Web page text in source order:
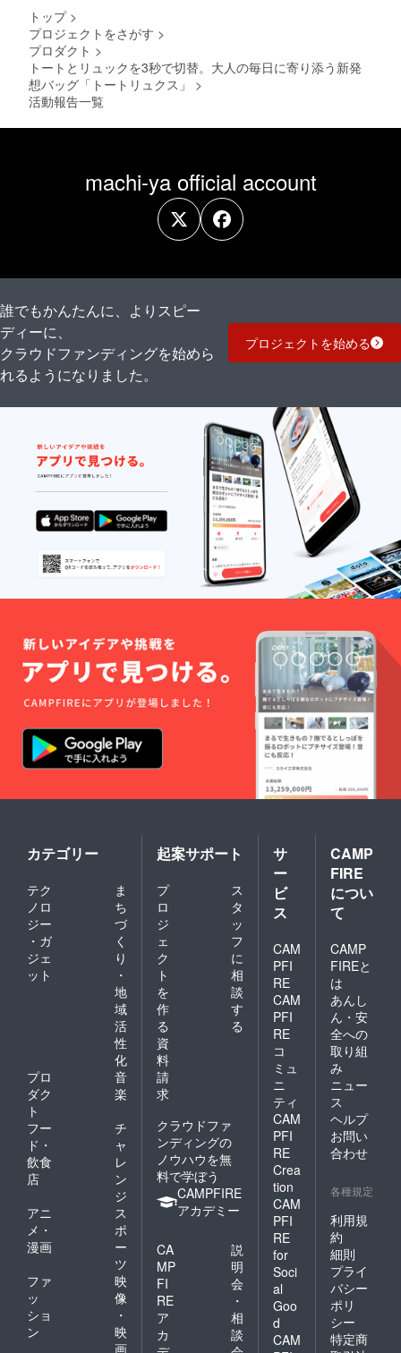
トップ >
プロジェクトをさがす >
プロダクト >
トートとリュックを3秒で切替。大人の毎日に寄り添う新発
想バッグ「トートリュクス」
>
活動報告一覧
machi-ya official account
誰でもかんたんに、よりスピー
ディーに、
クラウドファンディングを始めら
れるようになりました。
プロジェクトを始める
カテゴリー
テク
ノロ
ジー
・ガ
ジェ
ット
ま
ち
づ
く
り
・
地
域
活
性
化
プロ
ダク
ト
音
楽
フー
ド・
飲食
店
チ
ャ
レ
ン
ジ
アニ
メ・
漫画
ス
ポ
ー
ツ
ファ
ッ
ショ
ン
映
像
・
映
画
起案サポート
プ
ロ
ジ
ェ
ク
ト
を
作
る
ス
タ
ッ
フ
に
相
談
す
る
資
料
請
求
クラウドファ
ンディングの
ノウハウを無
料で学ぼう
CAMPFIRE
アカデミー
CA
MP
FI
RE
ア
カ
説
明
会
・
相
談
サ
ー
ビ
ス
CAM
PFI
RE
CAM
PFI
RE
コ
ミュ
ニ
ティ
CAM
PFI
RE
Crea
tion
CAM
PFI
RE
for
Soci
al
Goo
d
CAM
CAMP
FIRE
につい
て
CAMP
FIREと
は
あんし
ん・安
全への
取り組
み
ニュー
ス
ヘルプ
お問い
合わせ
各種規定
利用規
約
細則
プライ
バシー
ポリ
シー
特定商